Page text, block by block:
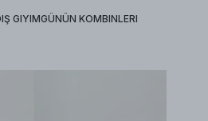
GIYIMGÜNÜN KOMBINLERI